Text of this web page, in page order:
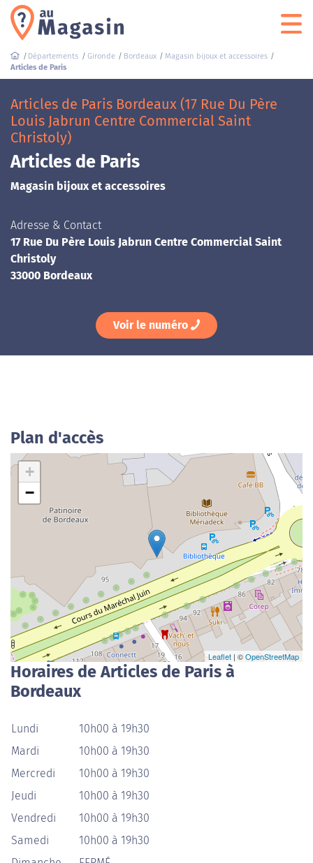
Départements Gironde Bordeaux
Magasin bijoux et accessoires
Articles de Paris
Articles de Paris Bordeaux (17 Rue Du Père
Louis Jabrun Centre Commercial Saint
Christoly)
Articles de Paris
Magasin bijoux et accessoires
Adresse & Contact
17 Rue Du Père Louis Jabrun Centre Commercial Saint
Christoly
33000 Bordeaux
Voir le numéro
Plan d'accès
+
−
Leaflet | ©OpenStreetMap
Horaires de Articles de Paris à
Bordeaux
Lundi
10h00 à 19h30
Mardi
10h00 à 19h30
Mercredi
10h00 à 19h30
Jeudi
10h00 à 19h30
Vendredi
10h00 à 19h30
Samedi
10h00 à 19h30